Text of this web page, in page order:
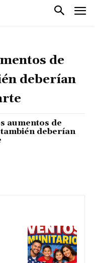
de
deberían
aumentos de
deberían